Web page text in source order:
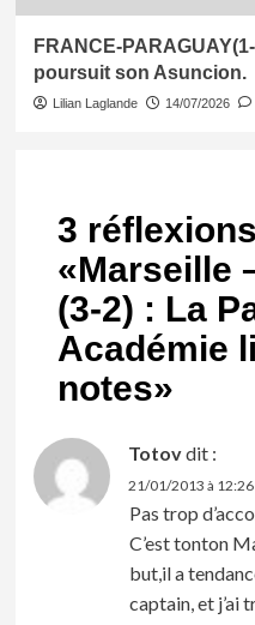
FRANCE-
poursuit son Asuncion.
Lilian Laglande 14/07/2026
3
«Marseille
(3-2) : La
Académie
notes»
Totovdit :
21/01/2013 à 12:26
Pas trop
C’est tonton
but,il a
captain, et j’ai